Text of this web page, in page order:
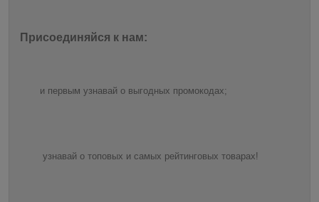
Присоединяйся к нам:
и первым узнавай о выгодных промокодах;
узнавай о топовых и самых рейтинговых товарах!